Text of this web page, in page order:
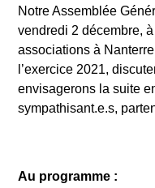
Notre Assemblée
vendredi 2 décembre,
associations à
l’exercice 2021,
envisagerons la suite
sympathisant.e.s,
Au programme :